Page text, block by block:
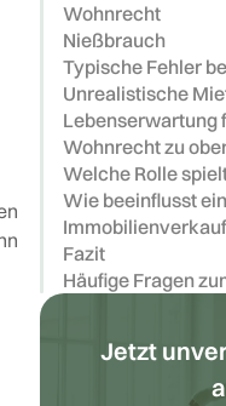
Wohnrecht
Nießbrauch
Typische Fehler
Unrealistische
Lebenserwartung
Wohnrecht zu
Welche Rolle
Wie beeinflusst
Fazit
Häufige Fragen
Jetzt